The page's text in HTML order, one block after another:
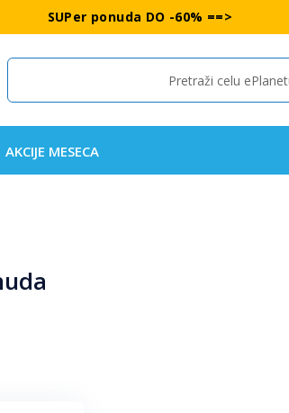
SUPer ponuda DO -60% ==>
Search
AKCIJE MESECA